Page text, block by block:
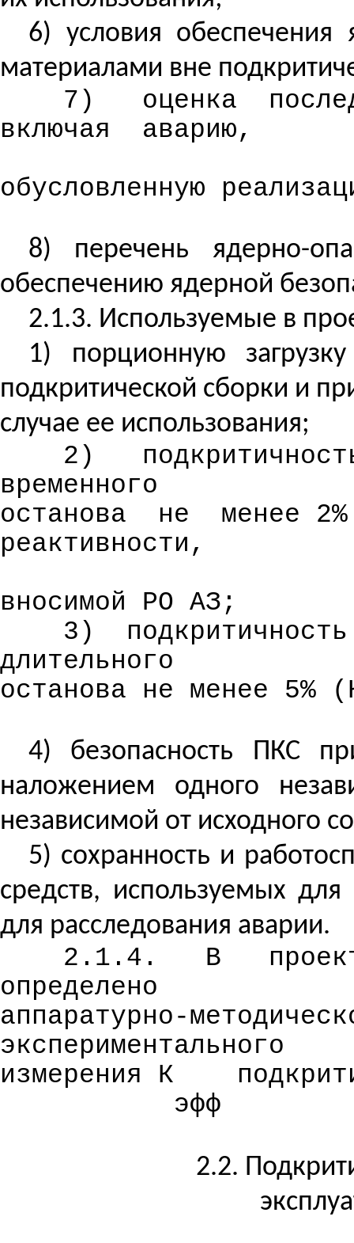
6) условия
материалами вне
7) оценка
включая
аварию,
обусловленную
8) перечень ядерно-
обеспечению ядерной
2.1.3. Используемые в
1) порционную
подкритической сборки и
случае ее использования;
2)
временного
останова
не
менее
реактивности,
вносимой РО АЗ;
3)
подкритичность
длительного
останова не менее 5%
4) безопасность ПКС
наложением одного
независимой от исходного
5) сохранность и
средств, используемых
для расследования аварии.
2.1.4. В
определено
аппаратурно-
экспериментального
измерения К
эфф
2.2.